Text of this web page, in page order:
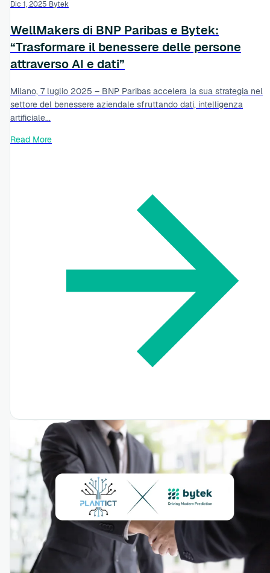
Dic 1, 2025 Bytek
WellMakers di BNP Paribas e Bytek:
“Trasformare il benessere delle persone
attraverso AI e dati”
Milano, 7 luglio 2025 – BNP Paribas accelera la sua strategia nel
settore del benessere aziendale sfruttando dati, intelligenza
artificiale...
Read More